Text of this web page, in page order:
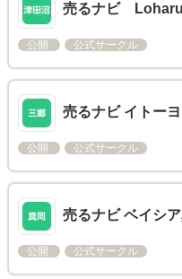
売るナビ
公開 公式サークル
売るナビ イトー
公開 公式サークル
売るナビ ベイシ
公開 公式サークル